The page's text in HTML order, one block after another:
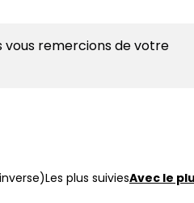
remercions de votre
Les plus suiviesAvec le